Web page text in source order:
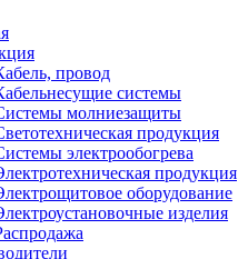
провод
системы
молниезащиты
продукция
электрообогрева
продукция
оборудование
изделия